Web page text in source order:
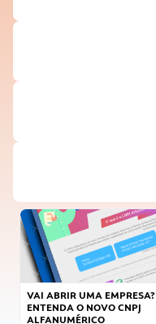
VAI ABRIR UMA EMPRESA?
ENTENDA O NOVO CNPJ
ALFANUMÉRICO